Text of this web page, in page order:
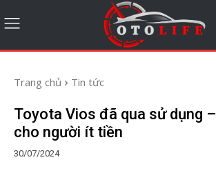
Trang chủ Tin tức
Toyota Vios đã qua sử dụng
cho người ít tiền
30/07/2024